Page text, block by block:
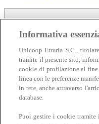
Carne
Informativa
Unicoop Etruria S.C.,
tramite il presente sito,
cookie di profilazione al
linea con le preferenze
in rete, anche attraverso
database.
Puoi gestire i cookie tramite